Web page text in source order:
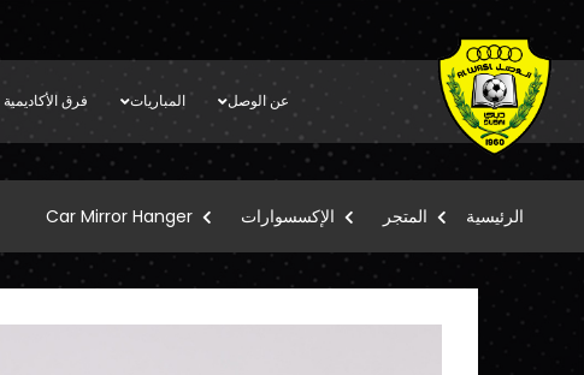
عن الوصل المباريات فرق الأكاديمية
الرئيسية المتجر الإكسسوارات Car Mirror Hanger